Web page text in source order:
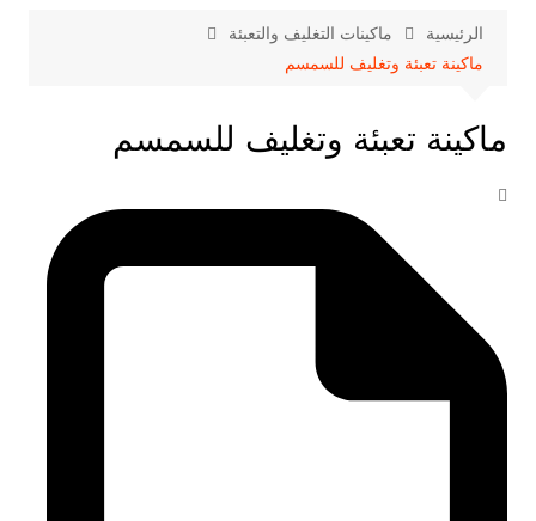
الرئيسية
ماكينات التغليف والتعبئة
ماكينة تعبئة وتغليف للسمسم
ماكينة تعبئة وتغليف للسمسم